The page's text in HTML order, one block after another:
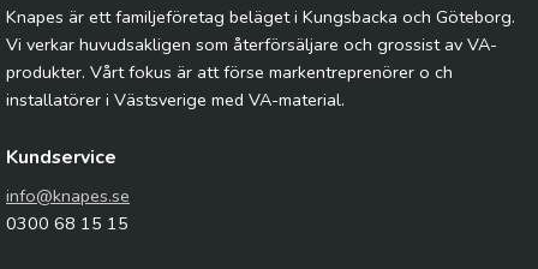
Knapes är ett familjeföretag beläget i Kungsbacka och Göteborg.
Vi verkar huvudsakligen som återförsäljare och grossist av VA-
produkter. Vårt fokus är att förse markentreprenörer o ch
installatörer i Västsverige med VA-material.
Kundservice
info@knapes.se
0300 68 15 15